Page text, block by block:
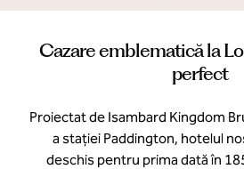
Cazare emblematică la
perfect
Proiectat de Isambard Kingdom
a stației Paddington, hotelul
deschis pentru prima dată în